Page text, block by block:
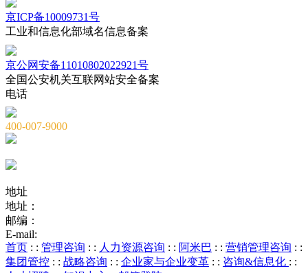
京ICP备10009731号
工业和信息化部域名信息备案
京公网安备11010802022921号
全国公安机关互联网站安全备案
电话
400-007-9000
地址
地址：
邮编：
E-mail:
首页 : : 管理咨询 : : 人力资源咨询 : : 阿米巴 : : 营销管理咨询 : :
集团管控 : : 战略咨询 : : 企业家与企业变革 : : 咨询&信息化 : :